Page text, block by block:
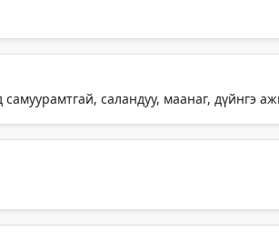
саландуу, маанаг, дүйнгэ